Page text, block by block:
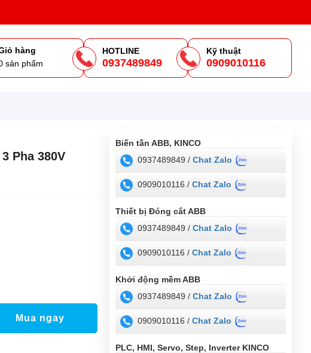
hàng
sản phẩm
HOTLINE
0937489849
Kỹ thuật
0909010116
Pha 380V
Mua ngay
Biến tần ABB, KINCO
0937489849 / Chat Zalo
0909010116 / Chat Zalo
Thiết bị Đóng cắt ABB
0937489849 / Chat Zalo
0909010116 / Chat Zalo
Khởi động mềm ABB
0937489849 / Chat Zalo
0909010116 / Chat Zalo
PLC, HMI, Servo, Step, Inverter KINCO